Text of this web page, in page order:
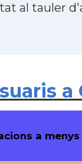
al tauler
a
a